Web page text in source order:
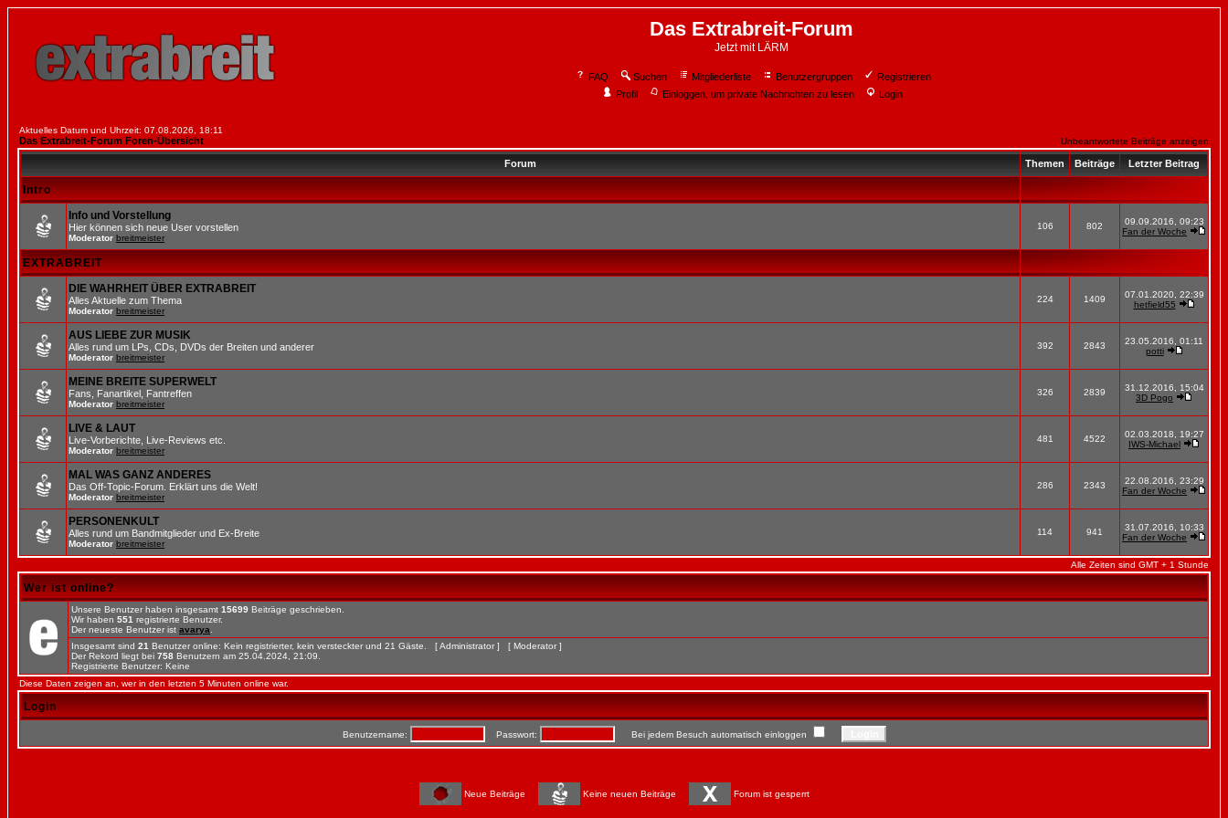
Das Extrabreit-Forum
Jetzt mit LÄRM
FAQ Suchen Mitgliederliste Benutzergruppen
Registrieren
Profil
Einloggen, um private Nachrichten zu lesen Login
Aktuelles Datum und Uhrzeit: 07.08.2026, 18:11
Das Extrabreit-Forum Foren-Übersicht Unbeantwortete Beiträge anzeigen
Forum Themen Beiträge Letzter Beitrag
Intro
Info und Vorstellung
Hier können sich neue User vorstellen
Moderator breitmeister
106 802
09.09.2016, 09:23
Fan der Woche
EXTRABREIT
DIE WAHRHEIT ÜBER EXTRABREIT
Alles Aktuelle zum Thema
Moderator breitmeister
224 1409
07.01.2020, 22:39
hetfield55
AUS LIEBE ZUR MUSIK
Alles rund um LPs, CDs, DVDs der Breiten und anderer
Moderator breitmeister
392 2843
23.05.2016, 01:11
potti
MEINE BREITE SUPERWELT
Fans, Fanartikel, Fantreffen
Moderator breitmeister
326 2839
31.12.2016, 15:04
3D Pogo
LIVE & LAUT
Live-Vorberichte, Live-Reviews etc.
Moderator breitmeister
481 4522
02.03.2018, 19:27
IWS-Michael
MAL WAS GANZ ANDERES
Das Off-Topic-Forum. Erklärt uns die Welt!
Moderator breitmeister
286 2343
22.08.2016, 23:29
Fan der Woche
PERSONENKULT
Alles rund um Bandmitglieder und Ex-Breite
Moderator breitmeister
114 941
31.07.2016, 10:33
Fan der Woche
Alle Zeiten sind GMT + 1 Stunde
Wer ist online?
Unsere Benutzer haben insgesamt 15699 Beiträge geschrieben.
Wir haben 551 registrierte Benutzer.
Der neueste Benutzer ist avarya
Insgesamt sind 21 Benutzer online: Kein registrierter, kein versteckter und 21 Gäste. [Administrator ] [ Moderator ]
Der Rekord liegt bei 758 Benutzern am 25.04.2024, 21:09.
Registrierte Benutzer: Keine
Diese Daten zeigen an, wer in den letzten 5 Minuten online war.
Login
Benutzername: Passwort: Bei jedem Besuch automatisch einloggen
Neue Beiträge Keine neuen Beiträge Forum ist gesperrt